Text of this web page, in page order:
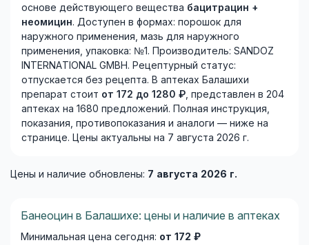
основе действующего вещества бацитрацин +
неомицин. Доступен в формах: порошок для
наружного применения, мазь для наружного
применения, упаковка: №1. Производитель: SANDOZ
INTERNATIONAL GMBH. Рецептурный статус:
отпускается без рецепта. В аптеках Балашихи
препарат стоит от 172 до 1280 ₽, представлен в 204
аптеках на 1680 предложений. Полная инструкция,
показания, противопоказания и аналоги — ниже на
странице. Цены актуальны на 7 августа 2026 г.
Цены и наличие обновлены: 7 августа 2026 г.
Банеоцин в Балашихе: цены и наличие в аптеках
Минимальная цена сегодня: от 172 ₽